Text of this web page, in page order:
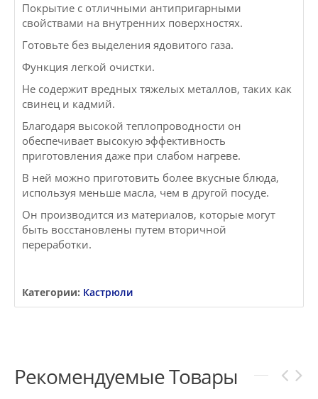
Покрытие с отличными антипригарными
свойствами на внутренних поверхностях.
Готовьте без выделения ядовитого газа.
Функция легкой очистки.
Не содержит вредных тяжелых металлов, таких как
свинец и кадмий.
Благодаря высокой теплопроводности он
обеспечивает высокую эффективность
приготовления даже при слабом нагреве.
В ней можно приготовить более вкусные блюда,
используя меньше масла, чем в другой посуде.
Он производится из материалов, которые могут
быть восстановлены путем вторичной
переработки.
Категории: Кастрюли
Рекомендуемые Товары